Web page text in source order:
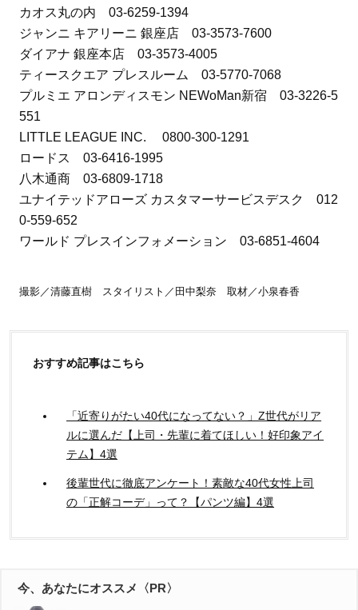
カオス丸の内 03-6259-1394
ジャンニ キアリーニ 銀座店 03-3573-7600
ダイアナ 銀座本店 03-3573-4005
ティースクエア プレスルーム 03-5770-7068
プルミエ アロンディスモン NEWoMan新宿 03-3226-5
551
LITTLE LEAGUE INC. 0800-300-1291
ロードス 03-6416-1995
八木通商 03-6809-1718
ユナイテッドアローズ カスタマーサービスデスク 012
0-559-652
ワールド プレスインフォメーション 03-6851-4604
撮影／清藤直樹 スタイリスト／田中梨奈 取材／小泉春香
おすすめ記事はこちら
「近寄りがたい40代になってない？」Z世代がリア
ルに選んだ【上司・先輩に着てほしい！好印象アイ
テム】4選
後輩世代に徹底アンケート！素敵な40代女性上司
の「正解コーデ」って？【パンツ編】4選
今、あなたにオススメ〈PR〉